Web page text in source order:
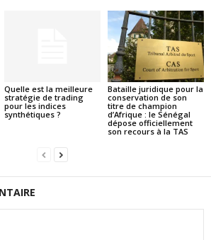
Quelle est la meilleure
stratégie de trading
pour les indices
synthétiques ?
Bataille juridique pour la
conservation de son
titre de champion
d’Afrique : le Sénégal
dépose officiellement
son recours à la TAS